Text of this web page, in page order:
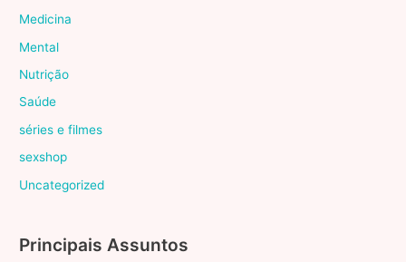
Medicina
Mental
Nutrição
Saúde
séries e filmes
sexshop
Uncategorized
Principais Assuntos